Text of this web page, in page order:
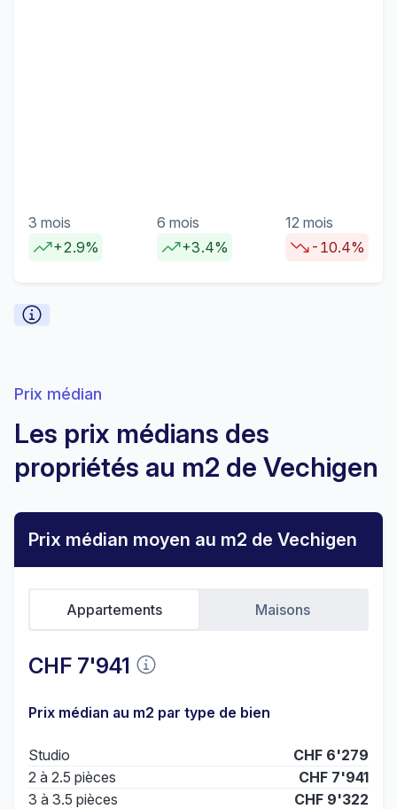
3 mois
+2.9%
6 mois
+3.4%
12 mois
-10.4%
Prix médian
Les prix médians des
propriétés au m2 de Vechigen
Prix médian moyen au m2 de Vechigen
CHF 7'941
Appartements Maisons
Prix médian au m2 par type de bien
Studio
CHF 6'279
2 à 2.5 pièces
CHF 7'941
3 à 3.5 pièces
CHF 9'322